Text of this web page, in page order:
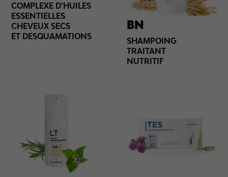
COMPLEXE D’HUILES
ESSENTIELLES
CHEVEUX SECS
ET DESQUAMATIONS
BN
SHAMPOING
TRAITANT
NUTRITIF